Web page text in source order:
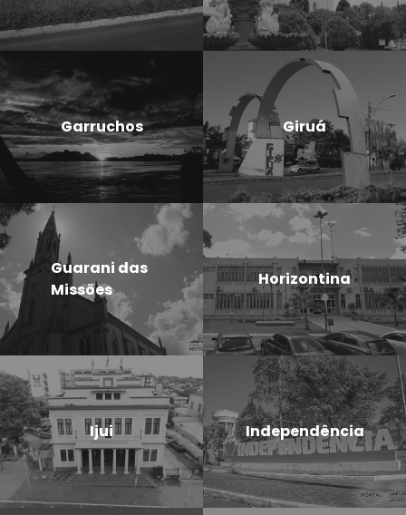
Garruchos Giruá
Guarani das
Missões
Horizontina
Ijui Independência